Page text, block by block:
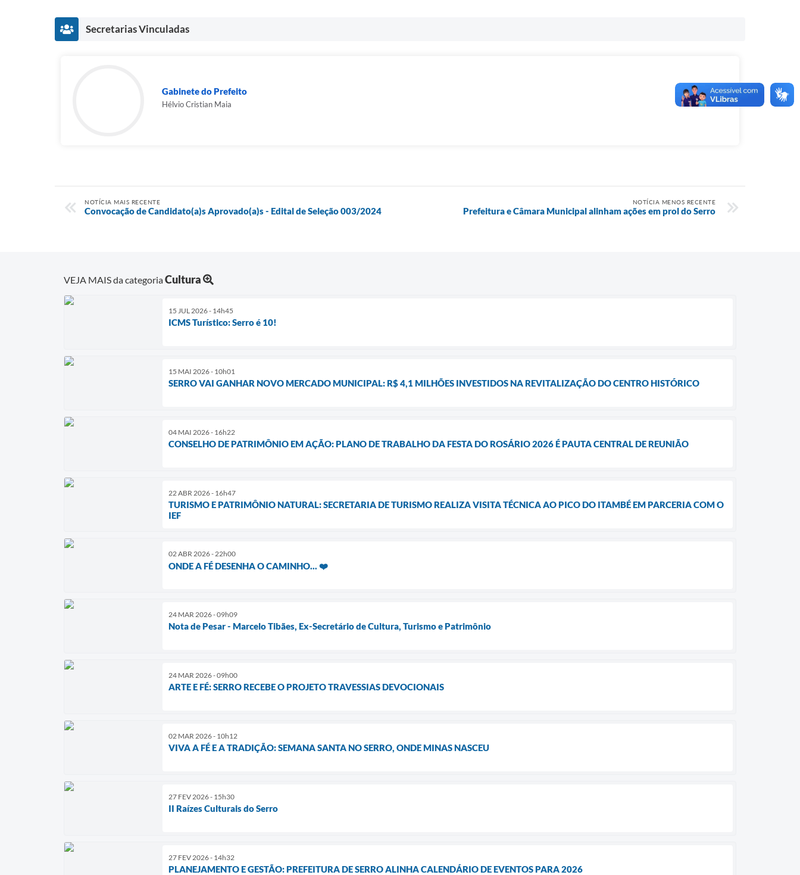
Secretarias Vinculadas
Gabinete do Prefeito
Hélvio Cristian Maia
NOTÍCIA MAIS RECENTE
Convocação de Candidato(a)s Aprovado(a)s - Edital de Seleção 003/2024
NOTÍCIA MENOS RECENTE
Prefeitura e Câmara Municipal alinham ações em prol do Serro
VEJA MAIS da categoriaCultura
15 JUL 2026 - 14h45
ICMS Turístico: Serro é 10!
15 MAI 2026 - 10h01
SERRO VAI GANHAR NOVO MERCADO MUNICIPAL: R$ 4,1 MILHÕES INVESTIDOS NA REVITALIZAÇÃO DO CENTRO HISTÓRICO
04 MAI 2026 - 16h22
CONSELHO DE PATRIMÔNIO EM AÇÃO: PLANO DE TRABALHO DA FESTA DO ROSÁRIO 2026 É PAUTA CENTRAL DE REUNIÃO
22 ABR 2026 - 16h47
TURISMO E PATRIMÔNIO NATURAL: SECRETARIA DE TURISMO REALIZA VISITA TÉCNICA AO PICO DO ITAMBÉ EM PARCERIA COM O
IEF
02 ABR 2026 - 22h00
ONDE A FÉ DESENHA O CAMINHO... ❤️
24 MAR 2026 - 09h09
Nota de Pesar - Marcelo Tibães, Ex-Secretário de Cultura, Turismo e Patrimônio
24 MAR 2026 - 09h00
​ARTE E FÉ: SERRO RECEBE O PROJETO TRAVESSIAS DEVOCIONAIS
02 MAR 2026 - 10h12
VIVA A FÉ E A TRADIÇÃO: SEMANA SANTA NO SERRO, ONDE MINAS NASCEU
27 FEV 2026 - 15h30
II Raízes Culturais do Serro
27 FEV 2026 - 14h32
PLANEJAMENTO E GESTÃO: PREFEITURA DE SERRO ALINHA CALENDÁRIO DE EVENTOS PARA 2026